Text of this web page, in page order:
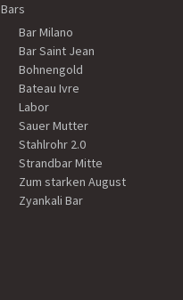
Bars
Bar Milano
Bar Saint Jean
Bohnengold
Bateau Ivre
Labor
Sauer Mutter
Stahlrohr 2.0
Strandbar Mitte
Zum starken August
Zyankali Bar